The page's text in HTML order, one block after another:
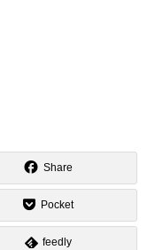
Share
Pocket
feedly